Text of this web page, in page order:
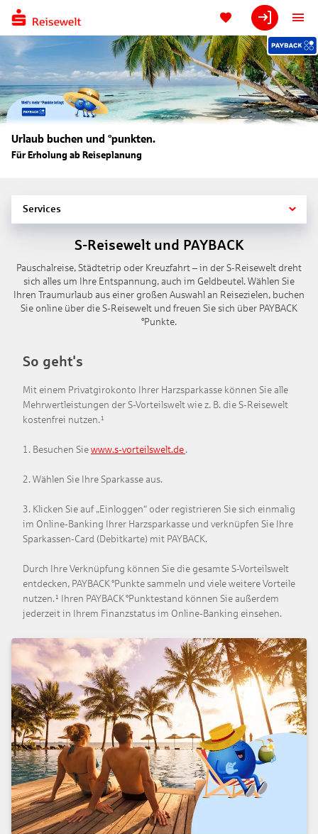
Urlaub buchen und °punkten.
Für Erholung ab Reiseplanung
Services
S-Reisewelt und PAYBACK
Pauschalreise, Städtetrip oder Kreuzfahrt – in der S-Reisewelt dreht
sich alles um Ihre Entspannung, auch im Geldbeutel. Wählen Sie
Ihren Traumurlaub aus einer großen Auswahl an Reisezielen, buchen
Sie online über die S-Reisewelt und freuen Sie sich über PAYBACK
°Punkte.
So geht's
Mit einem Privatgirokonto Ihrer Harzsparkasse können Sie alle
Mehrwertleistungen der S-Vorteilswelt wie z. B. die S-Reisewelt
kostenfrei nutzen.¹
1. Besuchen Sie www.s-vorteilswelt.de .
2. Wählen Sie Ihre Sparkasse aus.
3. Klicken Sie auf „Einloggen“ oder registrieren Sie sich einmalig
im Online-Banking Ihrer Harzsparkasse und verknüpfen Sie Ihre
Sparkassen-Card (Debitkarte) mit PAYBACK.
Durch Ihre Verknüpfung können Sie die gesamte S-Vorteilswelt
entdecken, PAYBACK °Punkte sammeln und viele weitere Vorteile
nutzen.¹ Ihren PAYBACK °Punktestand können Sie außerdem
jederzeit in Ihrem Finanzstatus im Online-Banking einsehen.